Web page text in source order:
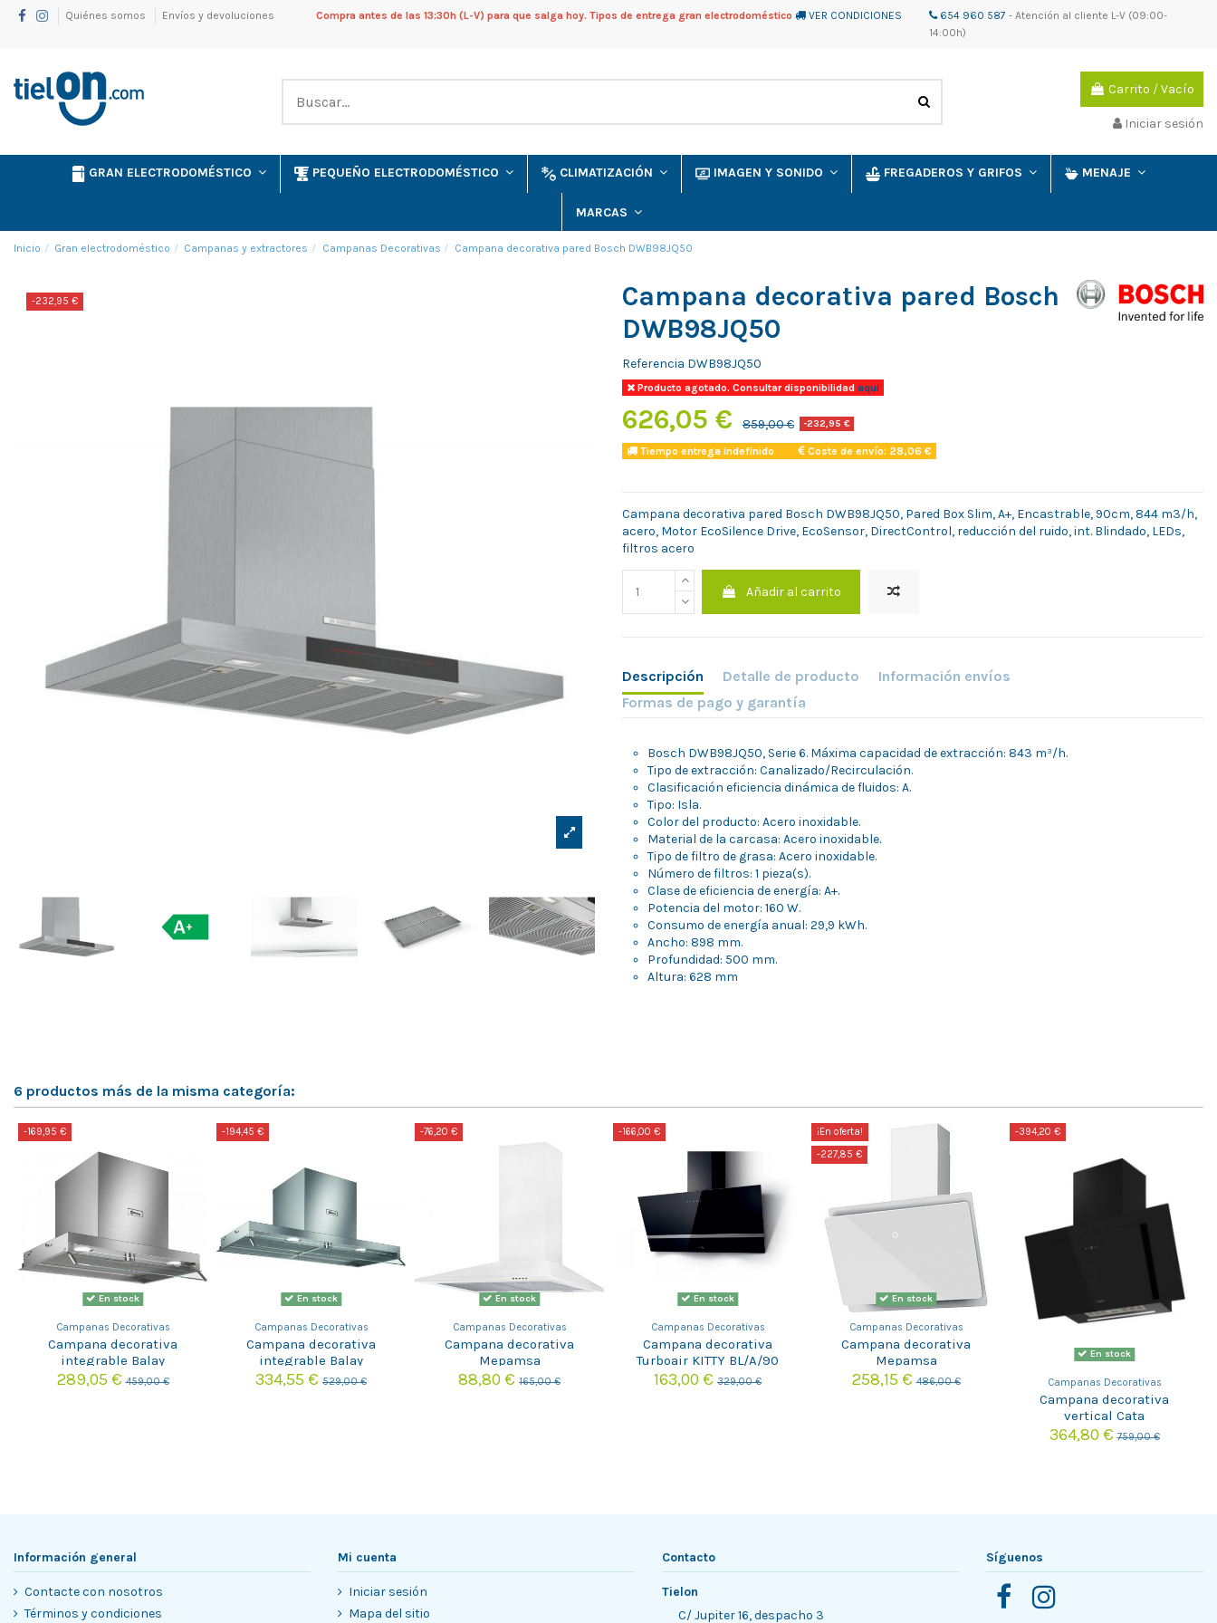
Quiénes somos Envíos y devoluciones Compra antes de las 13:30h (L-V) para que salga hoy. Tipos de entrega gran electrodoméstico VER CONDICIONES 654 960 587 - Atención al cliente L-V (09:00-
14:00h)
Carrito /Vacío
Iniciar sesión
GRAN ELECTRODOMÉSTICO PEQUEÑO ELECTRODOMÉSTICO CLIMATIZACIÓN IMAGEN Y SONIDO FREGADEROS Y GRIFOS MENAJE
MARCAS
Inicio Gran electrodoméstico Campanas y extractores Campanas Decorativas Campana decorativa pared Bosch DWB98JQ50
-232,95 €
Campana decorativa pared Bosch
DWB98JQ50
Referencia DWB98JQ50
Producto agotado. Consultar disponibilidadaqui
626,05 € 859,00 € -232,95 €
Tiempo entrega indefinido Coste de envío: 28,06 €
Campana decorativa pared Bosch DWB98JQ50, Pared Box Slim, A+, Encastrable, 90cm, 844 m3/h,
acero, Motor EcoSilence Drive, EcoSensor, DirectControl, reducción del ruido, int. Blindado, LEDs,
filtros acero
Añadir al carrito
Descripción Detalle de producto
Información envíos
Formas de pago y garantía
Bosch DWB98JQ50, Serie 6. Máxima capacidad de extracción: 843 m³/h.
Tipo de extracción: Canalizado/Recirculación.
Clasificación eficiencia dinámica de fluidos: A.
Tipo: Isla.
Color del producto: Acero inoxidable.
Material de la carcasa: Acero inoxidable.
Tipo de filtro de grasa: Acero inoxidable.
Número de filtros: 1 pieza(s).
Clase de eficiencia de energía: A+.
Potencia del motor: 160 W.
Consumo de energía anual: 29,9 kWh.
Ancho: 898 mm.
Profundidad: 500 mm.
Altura: 628 mm
6 productos más de la misma categoría:
-169,95 €
En stock
Campanas Decorativas
Campana decorativa
integrable Balay
3BD866MX
289,05 €459,00 €
-194,45 €
En stock
Campanas Decorativas
Campana decorativa
integrable Balay
3BD896MX
334,55 € 529,00 €
-76,20 €
En stock
Campanas Decorativas
Campana decorativa
Mepamsa
PIRAMIDEPLUS60BLANCA
88,80 € 165,00 €
-166,00 €
En stock
Campanas Decorativas
Campana decorativa
Turboair KITTY BL/A/90
163,00 € 329,00 €
¡En oferta!
-227,85 €
En stock
Campanas Decorativas
Campana decorativa
Mepamsa
LUNAPLUS90BLANCA
258,15 €486,00 €
-394,20 €
En stock
Campanas Decorativas
Campana decorativa
vertical Cata
THALASSAPRO900GBK
364,80 €759,00 €
Información general
Contacte con nosotros
Términos y condiciones
Mi cuenta
Iniciar sesión
Mapa del sitio
Contacto
Tielon
C/ Jupiter 16, despacho 3
Síguenos